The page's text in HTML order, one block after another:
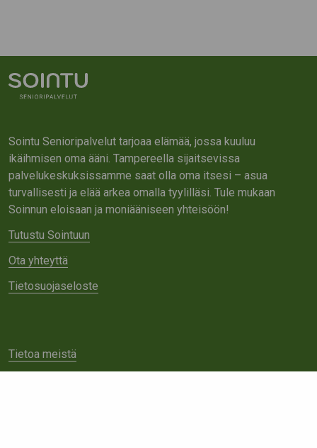
Sointu Senioripalvelut tarjoaa elämää, jossa kuuluu
ikäihmisen oma ääni. Tampereella sijaitsevissa
palvelukeskuksissamme saat olla oma itsesi – asua
turvallisesti ja elää arkea omalla tyylilläsi. Tule mukaan
Soinnun eloisaan ja moniääniseen yhteisöön!
Tutustu Sointuun
Ota yhteyttä
Tietosuojaseloste
Tietoa meistä